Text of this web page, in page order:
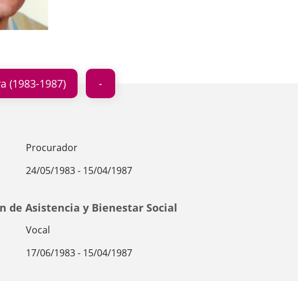
(1983-1987)
Procurador
24/05/1983 - 15/04/1987
de Asistencia y Bienestar Social
Vocal
17/06/1983 - 15/04/1987